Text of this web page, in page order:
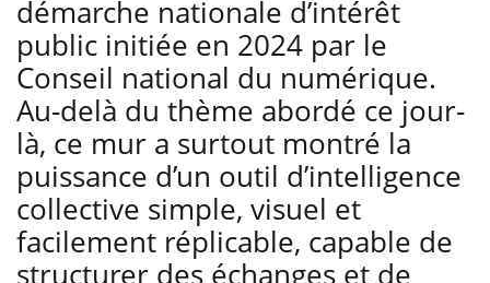
démarche nationale d’intérêt
public initiée en 2024 par le
Conseil national du numérique.
Au-delà du thème abordé ce jour-
là, ce mur a surtout montré la
puissance d’un outil d’intelligence
collective simple, visuel et
facilement réplicable, capable de
structurer des échanges et de